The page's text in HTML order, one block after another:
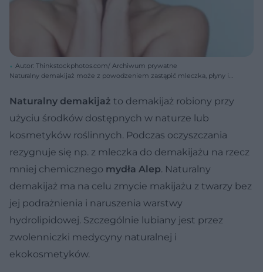
Autor: Thinkstockphotos.com/ Archiwum prywatne
Naturalny demakijaż może z powodzeniem zastąpić mleczka, płyny i
Naturalny demakijaż to demakijaż robiony przy
użyciu środków dostępnych w naturze lub
kosmetyków roślinnych. Podczas oczyszczania
rezygnuje się np. z mleczka do demakijażu na rzecz
mniej chemicznego mydła Alep. Naturalny
demakijaż ma na celu zmycie makijażu z twarzy bez
jej podrażnienia i naruszenia warstwy
hydrolipidowej. Szczególnie lubiany jest przez
zwolenniczki medycyny naturalnej i
ekokosmetyków.